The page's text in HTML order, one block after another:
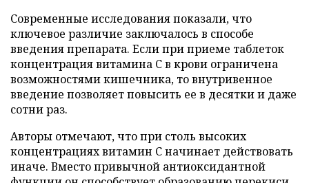
Современные исследования показали, что
ключевое различие заключалось в способе
введения препарата. Если при приеме таблеток
концентрация витамина C в крови ограничена
возможностями кишечника, то внутривенное
введение позволяет повысить ее в десятки и даже
сотни раз.
Авторы отмечают, что при столь высоких
концентрациях витамин C начинает действовать
иначе. Вместо привычной антиоксидантной